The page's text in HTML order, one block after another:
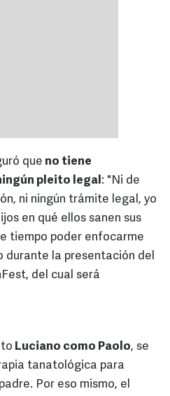
que no tiene
pleito legal: "Ni de
ni ningún trámite legal, yo
en qué ellos sanen sus
tiempo poder enfocarme
durante la presentación del
del cual será
Luciano como Paolo, se
tanatológica para
Por eso mismo, el